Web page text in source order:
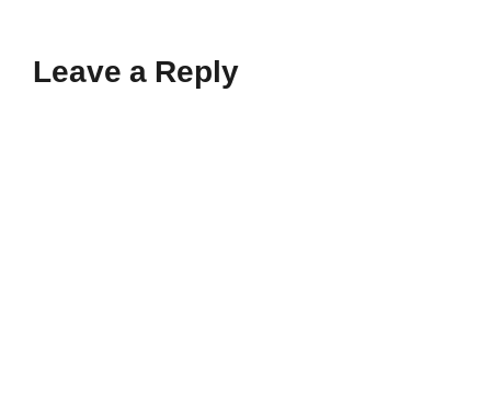
Leave a Reply